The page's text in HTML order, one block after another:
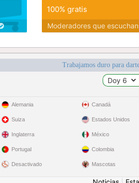
100% gratis
Moderadores que escuchan
Trabajamos duro para
Alemania
Suiza
Inglaterra
Portugal
Desactivado
Canadá
Estados Unidos
México
Colombia
Mascotas